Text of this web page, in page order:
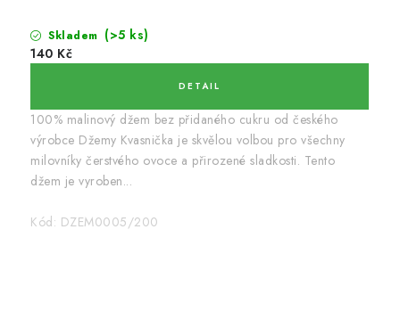
Skladem (>5 ks)
140 Kč
100% malinový džem bez přidaného cukru od českého
výrobce Džemy Kvasnička je skvělou volbou pro všechny
milovníky čerstvého ovoce a přirozené sladkosti. Tento
džem je vyroben...
Kód: DZEM0005/200